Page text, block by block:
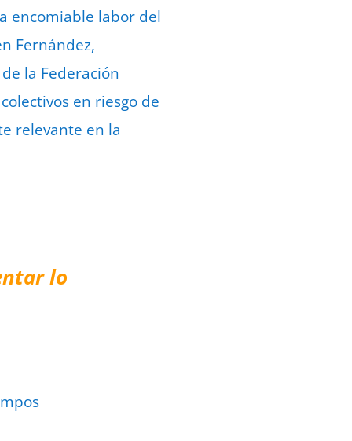
encomiable labor del
Fernández,
la Federación
en riesgo de
relevante en la
lo